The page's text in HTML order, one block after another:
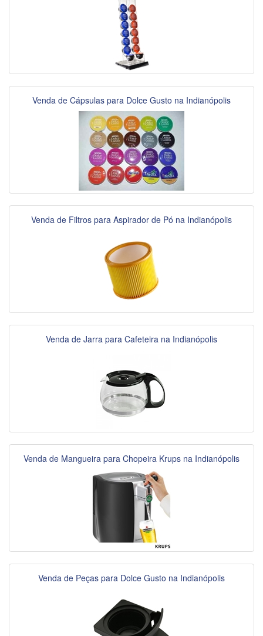
Venda de Cápsulas para Dolce Gusto na Indianópolis
Venda de Filtros para Aspirador de Pó na Indianópolis
Venda de Jarra para Cafeteira na Indianópolis
Venda de Mangueira para Chopeira Krups na Indianópolis
Venda de Peças para Dolce Gusto na Indianópolis